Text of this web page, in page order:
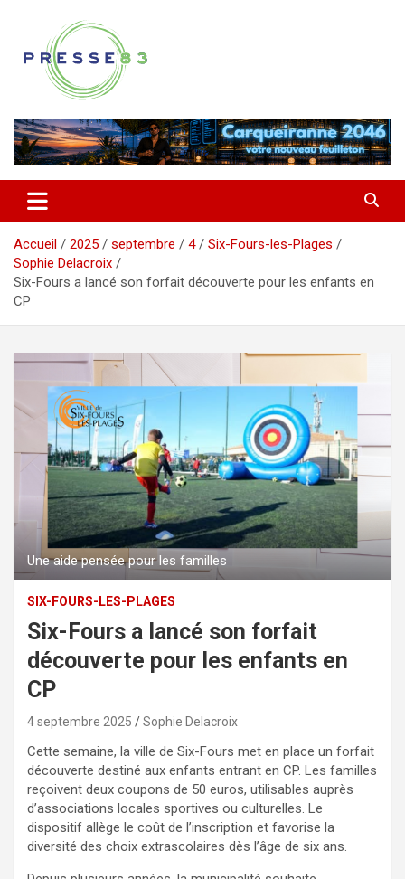
contenu
Presse 83
Accueil 2025 septembre 4
Six-Fours-les-Plages
Sophie Delacroix
Six-Fours a lancé son forfait découverte pour les enfants en
CP
Une aide pensée pour les familles
SIX-FOURS-LES-PLAGES
Six-Fours a lancé son forfait
découverte pour les enfants en
CP
4 septembre 2025 Sophie Delacroix
Cette semaine, la ville de Six-Fours met en place un forfait
découverte destiné aux enfants entrant en CP. Les familles
reçoivent deux coupons de 50 euros, utilisables auprès
d’associations locales sportives ou culturelles. Le
dispositif allège le coût de l’inscription et favorise la
diversité des choix extrascolaires dès l’âge de six ans.